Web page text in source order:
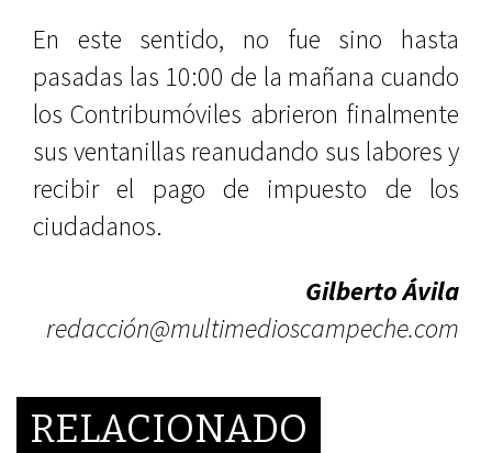
En este sentido, no fue sino hasta
pasadas las 10:00 de la mañana cuando
los Contribumóviles abrieron finalmente
sus ventanillas reanudando sus labores y
recibir el pago de impuesto de los
ciudadanos.
Gilberto Ávila
redacción@multimedioscampeche.com
RELACIONADO